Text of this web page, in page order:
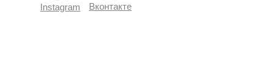
Instagram Вконтакте